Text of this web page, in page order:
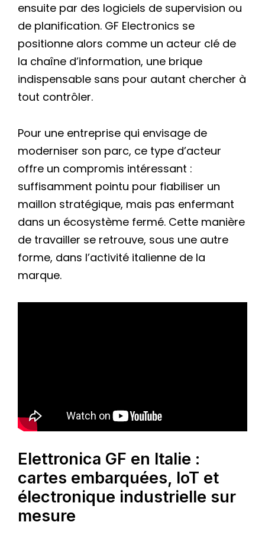
ensuite par des logiciels de supervision ou
de planification. GF Electronics se
positionne alors comme un acteur clé de
la chaîne d’information, une brique
indispensable sans pour autant chercher à
tout contrôler.
Pour une entreprise qui envisage de
moderniser son parc, ce type d’acteur
offre un compromis intéressant :
suffisamment pointu pour fiabiliser un
maillon stratégique, mais pas enfermant
dans un écosystème fermé. Cette manière
de travailler se retrouve, sous une autre
forme, dans l’activité italienne de la
marque.
Elettronica GF en Italie :
cartes embarquées, IoT et
électronique industrielle sur
mesure